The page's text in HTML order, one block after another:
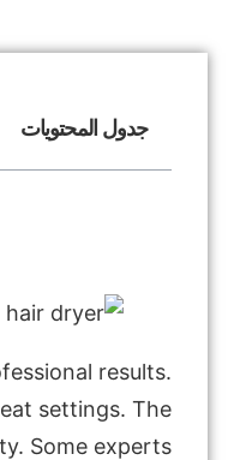
جدول المحتويات
results.
settings. The
Some experts